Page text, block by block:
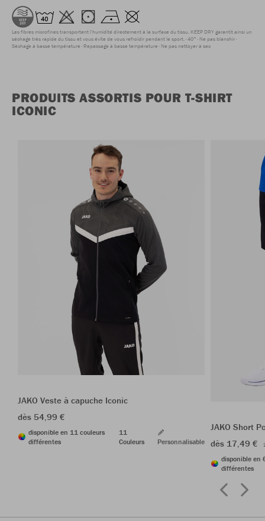
Les fibres microfines transportent l'humidité directement à la surface du tissu. KEEP DRY garantit ainsi un
séchage très rapide du tissu et vous évite de vous refroidir pendant le sport. 40° Ne pas blanchir
Séchage à basse température Repassage à basse température Ne pas nettoyer à sec
PRODUITS ASSORTIS POUR T-SHIRT
ICONIC
JAKO Veste à capuche Iconic
dès 54,99 €
disponible en 11 couleurs
différentes
11
Couleurs
Personnalisable
JAKO Short
dès 17,49 €
disponible en
différentes